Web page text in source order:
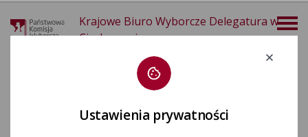
Krajowe Biuro Wyborcze Delegatura w
Ciechanowie
Ustawienia prywatności